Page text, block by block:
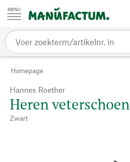
Passer au contenu
Homepage
Hannes Roether
Heren veterschoen
Zwart